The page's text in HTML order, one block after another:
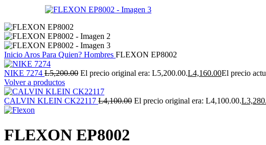
Inicio Aros Para Quien? Hombres FLEXON EP8002
NIKE 7274 L5,200.00 El precio original era: L5,200.00.L4,160.00El precio
Volver a productos
CALVIN KLEIN CK22117 L4,100.00 El precio original era: L4,100.00.L
FLEXON EP8002